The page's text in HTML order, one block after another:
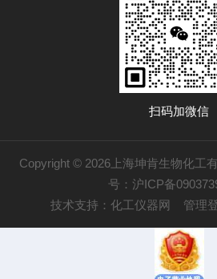
扫码加微信
Copyright © 2026上海坤肯生物化工
号：沪ICP备
技术支持： 化工仪器网 管理